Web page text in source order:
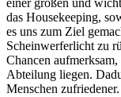
einer großen und
das Housekeeping,
es uns zum Ziel
Scheinwerferlicht zu
Chancen
Abteilung liegen.
Menschen zufriedener.